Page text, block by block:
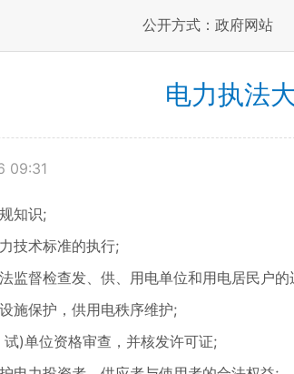
公开方式：政府网站
电力执法
09:31
知识;
技术标准的执行;
督检查发、供、用电单位和用电居民户的
保护，供用电秩序维护;
)单位资格审查，并核发许可证;